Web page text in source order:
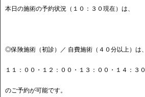
本日の施術の予約状況（１０：３０現在）は、
◎保険施術（初診）／ 自費施術（４０分以上）は、
１１：００・１２：００・１３：００・１４：３０
のご予約が可能です。